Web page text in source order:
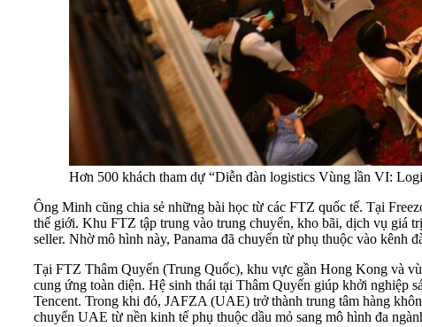
Hơn 500 khách tham dự “Diễn đàn logistics Vùng lần VI:
Ông Minh cũng chia sẻ những bài học từ các FTZ quốc tế. Tại
thế giới. Khu FTZ tập trung vào trung chuyển, kho bãi, dịch vụ giá
seller. Nhờ mô hình này, Panama đã chuyển từ phụ thuộc vào
Tại FTZ Thâm Quyến (Trung Quốc), khu vực gần Hong Kong và
cung ứng toàn diện. Hệ sinh thái tại Thâm Quyến giúp khởi nghiệp
Tencent. Trong khi đó, JAFZA (UAE) trở thành trung tâm hàng
chuyển UAE từ nền kinh tế phụ thuộc dầu mỏ sang mô hình đa